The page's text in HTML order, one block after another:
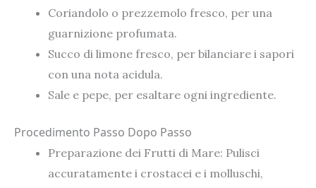
Coriandolo o prezzemolo fresco, per una
guarnizione profumata.
Succo di limone fresco, per bilanciare i sapori
con una nota acidula.
Sale e pepe, per esaltare ogni ingrediente.
Procedimento Passo Dopo Passo
Preparazione dei Frutti di Mare: Pulisci
accuratamente i crostacei e i molluschi,